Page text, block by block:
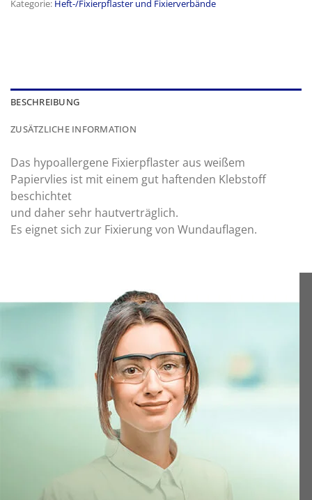
Kategorie: Heft-/Fixierpflaster und Fixierverbände
BESCHREIBUNG
ZUSÄTZLICHE INFORMATION
Das hypoallergene Fixierpflaster aus weißem
Papiervlies ist mit einem gut haftenden Klebstoff
beschichtet
und daher sehr hautverträglich.
Es eignet sich zur Fixierung von Wundauflagen.